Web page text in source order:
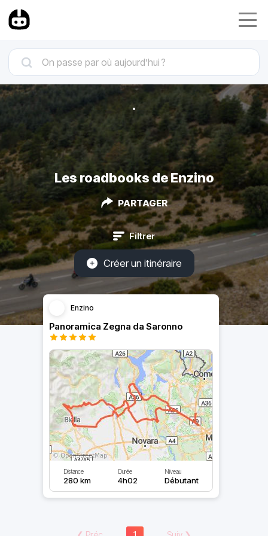
Les roadbooks de Enzino
PARTAGER
Filtrer
Créer un itinéraire
Enzino
Panoramica Zegna da Saronno
Distance
280 km
Durée
4h02
Niveau
Débutant